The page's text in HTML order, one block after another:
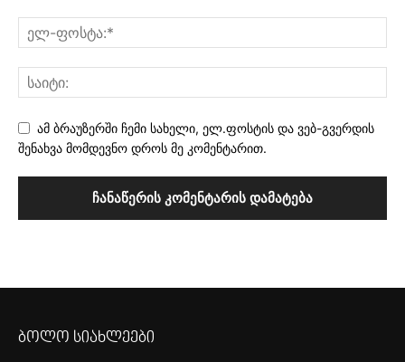
ამ ბრაუზერში ჩემი სახელი, ელ.ფოსტის და ვებ-გვერდის
შენახვა მომდევნო დროს მე კომენტარით.
ბოლო სიახლეები